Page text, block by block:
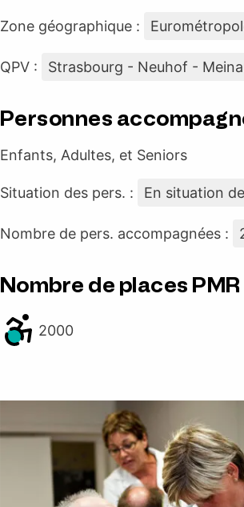
Zone géographique :
QPV : Strasbourg - Neuhof -
Personnes
Enfants, Adultes, et Seniors
Situation des pers. : En situation
Nombre de pers. accompagnées :
Nombre de places PMR
2000